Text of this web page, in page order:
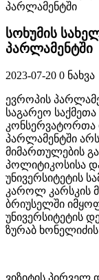
სოხუმის
პარლამენტში
2023-07-20 0 ნახვა
ევროპის
საგარეო
კონსერვატორთა
პარლამენტში
მიმართულების
პოლიტიკოსისა
უნივერსიტეტის
კაროლ კარსკის
ბრიუსელში
უნივერსიტეტის
ზურაბ